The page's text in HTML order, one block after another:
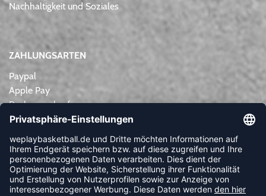
Nachhaltigkeit und Soziales
ZAHLUNGSARTEN
Paypal
Apple Pay
Rechnungskauf
Lastschrift
Kreditkarte
Vorkasse
NEWSLETTER